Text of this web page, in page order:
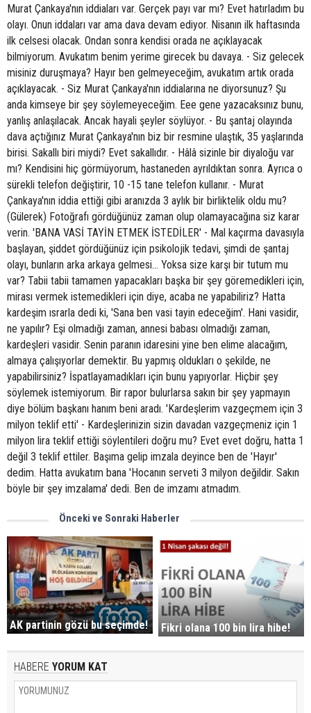
Murat Çankaya'nın iddiaları var. Gerçek payı var mı? Evet hatırladım bu
olayı. Onun iddaları var ama dava devam ediyor. Nisanın ilk haftasında
ilk celsesi olacak. Ondan sonra kendisi orada ne açıklayacak
bilmiyorum. Avukatım benim yerime girecek bu davaya. - Siz gelecek
misiniz duruşmaya? Hayır ben gelmeyeceğim, avukatım artık orada
açıklayacak. - Siz Murat Çankaya'nın iddialarına ne diyorsunuz? Şu
anda kimseye bir şey söylemeyeceğim. Eee gene yazacaksınız bunu,
yanlış anlaşılacak. Ancak hayali şeyler söylüyor. - Bu şantaj olayında
dava açtığınız Murat Çankaya'nın biz bir resmine ulaştık, 35 yaşlarında
birisi. Sakallı biri miydi? Evet sakallıdır. - Hâlâ sizinle bir diyaloğu var
mı? Kendisini hiç görmüyorum, hastaneden ayrıldıktan sonra. Ayrıca o
sürekli telefon değiştirir, 10 -15 tane telefon kullanır. - Murat
Çankaya'nın iddia ettiği gibi aranızda 3 aylık bir birliktelik oldu mu?
(Gülerek) Fotoğrafı gördüğünüz zaman olup olamayacağına siz karar
verin. 'BANA VASİ TAYİN ETMEK İSTEDİLER' - Mal kaçırma davasıyla
başlayan, şiddet gördüğünüz için psikolojik tedavi, şimdi de şantaj
olayı, bunların arka arkaya gelmesi... Yoksa size karşı bir tutum mu
var? Tabii tabii tamamen yapacakları başka bir şey göremedikleri için,
mirası vermek istemedikleri için diye, acaba ne yapabiliriz? Hatta
kardeşim ısrarla dedi ki, 'Sana ben vasi tayin edeceğim'. Hani vasidir,
ne yapılır? Eşi olmadığı zaman, annesi babası olmadığı zaman,
kardeşleri vasidir. Senin paranın idaresini yine ben elime alacağım,
almaya çalışıyorlar demektir. Bu yapmış oldukları o şekilde, ne
yapabilirsiniz? İspatlayamadıkları için bunu yapıyorlar. Hiçbir şey
söylemek istemiyorum. Bir rapor bulurlarsa sakın bir şey yapmayın
diye bölüm başkanı hanım beni aradı. 'Kardeşlerim vazgeçmem için 3
milyon teklif etti' - Kardeşlerinizin sizin davadan vazgeçmeniz için 1
milyon lira teklif ettiği söylentileri doğru mu? Evet evet doğru, hatta 1
değil 3 teklif ettiler. Başıma gelip imzala deyince ben de 'Hayır'
dedim. Hatta avukatım bana 'Hocanın serveti 3 milyon değildir. Sakın
böyle bir şey imzalama' dedi. Ben de imzamı atmadım.
Önceki ve Sonraki Haberler
AK partinin gözü bu seçimde! Fikri olana 100 bin lira hibe!
HABERE YORUM KAT